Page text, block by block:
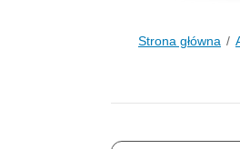
Strona główna